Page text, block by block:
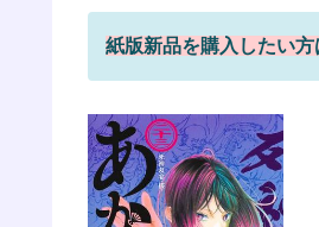
紙版新品を購入したい方